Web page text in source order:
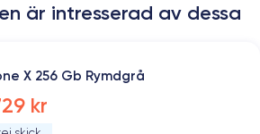
är intresserad av dessa
X 256 Gb Rymdgrå
kr